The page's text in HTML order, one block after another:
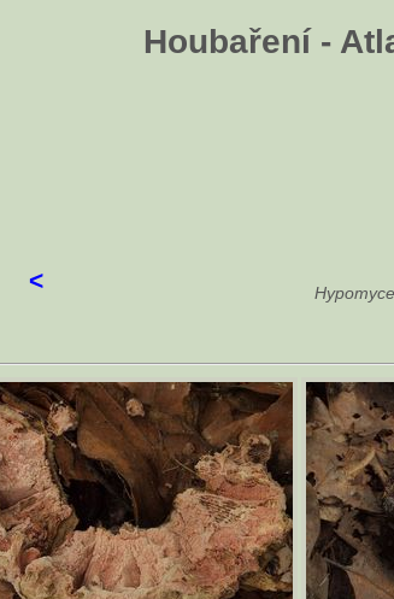
Houbaření -
<